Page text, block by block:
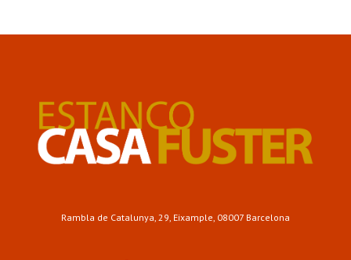
Rambla de Catalunya, 29, Eixample, 08007 Barcelona